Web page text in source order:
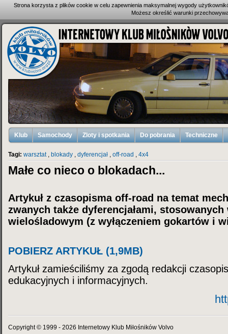
Strona korzysta z plików cookie w celu zapewnienia maksymalnej wygody
Możesz określić warunki
Klub Samochody Zloty i spotkania Do pobrania Techniczne
Tagi: warsztat, blokady , dyferencjał , off-road , 4x4
Małe co nieco o blokadach...
Artykuł z czasopisma off-road na temat
zwanych także dyferencjałami,
wielośladowym (z wyłączeniem gokartów i
POBIERZ ARTYKUŁ (1,9MB)
Artykuł zamieściliśmy za zgodą redakcji
edukacyjnych i informacyjnych.
Copyright © 1999 - 2026 Internetowy Klub Miłośników Volvo